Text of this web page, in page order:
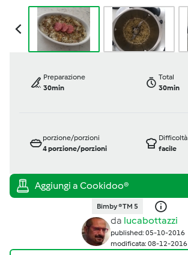
Preparazione
30min
Total
30min
porzione/porzioni
4porzione/porzioni
Difficoltà
facile
Bimby ® TM 5
da lucabottazzi
published: 05-10-2016
modificata: 08-12-2016